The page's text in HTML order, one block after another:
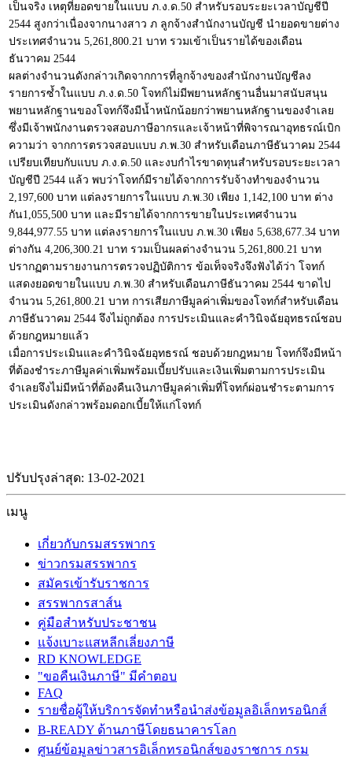
เป็นจริง เหตุที่ยอดขายในแบบ ภ.ง.ด.50 สำหรับรอบระยะเวลาบัญชีปี
2544 สูงกว่าเนื่องจากนางสาว ภ ลูกจ้างสำนักงานบัญชี นำยอดขายต่าง
ประเทศจำนวน 5,261,800.21 บาท รวมเข้าเป็นรายได้ของเดือน
ธันวาคม 2544
ผลต่างจำนวนดังกล่าวเกิดจากการที่ลูกจ้างของสำนักงานบัญชีลง
รายการซ้ำในแบบ ภ.ง.ด.50 โจทก์ไม่มีพยานหลักฐานอื่นมาสนับสนุน
พยานหลักฐานของโจทก์จึงมีน้ำหนักน้อยกว่าพยานหลักฐานของจำเลย
ซึ่งมีเจ้าพนักงานตรวจสอบภาษีอากรและเจ้าหน้าที่พิจารณาอุทธรณ์เบิก
ความว่า จากการตรวจสอบแบบ ภ.พ.30 สำหรับเดือนภาษีธันวาคม 2544
เปรียบเทียบกับแบบ ภ.ง.ด.50 และงบกำไรขาดทุนสำหรับรอบระยะเวลา
บัญชีปี 2544 แล้ว พบว่าโจทก์มีรายได้จากการรับจ้างทำของจำนวน
2,197,600 บาท แต่ลงรายการในแบบ ภ.พ.30 เพียง 1,142,100 บาท ต่าง
กัน1,055,500 บาท และมีรายได้จากการขายในประเทศจำนวน
9,844,977.55 บาท แต่ลงรายการในแบบ ภ.พ.30 เพียง 5,638,677.34 บาท
ต่างกัน 4,206,300.21 บาท รวมเป็นผลต่างจำนวน 5,261,800.21 บาท
ปรากฏตามรายงานการตรวจปฏิบัติการ ข้อเท็จจริงจึงฟังได้ว่า โจทก์
แสดงยอดขายในแบบ ภ.พ.30 สำหรับเดือนภาษีธันวาคม 2544 ขาดไป
จำนวน 5,261,800.21 บาท การเสียภาษีมูลค่าเพิ่มของโจทก์สำหรับเดือน
ภาษีธันวาคม 2544 จึงไม่ถูกต้อง การประเมินและคำวินิจฉัยอุทธรณ์ชอบ
ด้วยกฎหมายแล้ว
เมื่อการประเมินและคำวินิจฉัยอุทธรณ์ ชอบด้วยกฎหมาย โจทก์จึงมีหน้า
ที่ต้องชำระภาษีมูลค่าเพิ่มพร้อมเบี้ยปรับและเงินเพิ่มตามการประเมิน
จำเลยจึงไม่มีหน้าที่ต้องคืนเงินภาษีมูลค่าเพิ่มที่โจทก์ผ่อนชำระตามการ
ประเมินดังกล่าวพร้อมดอกเบี้ยให้แก่โจทก์
ปรับปรุงล่าสุด: 13-02-2021
เมนู
เกี่ยวกับกรมสรรพากร
ข่าวกรมสรรพากร
สมัครเข้ารับราชการ
สรรพากรสาส์น
คู่มือสำหรับประชาชน
แจ้งเบาะแสหลีกเลี่ยงภาษี
RD KNOWLEDGE
"ขอคืนเงินภาษี" มีคำตอบ
FAQ
รายชื่อผู้ให้บริการจัดทำหรือนำส่งข้อมูลอิเล็กทรอนิกส์
B-READY ด้านภาษีโดยธนาคารโลก
ศูนย์ข้อมูลข่าวสารอิเล็กทรอนิกส์ของราชการ กรม